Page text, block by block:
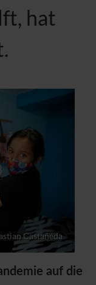
hat
Castañeda
auf die